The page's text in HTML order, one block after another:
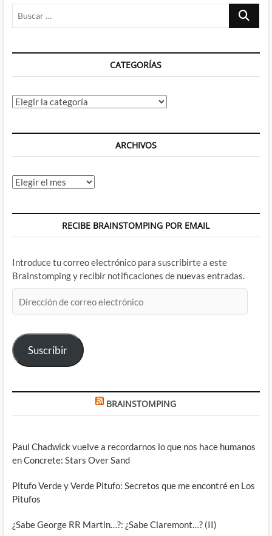
serie
de
4
Buscar
CATEGORÍAS
Categorías
ARCHIVOS
Archivos
RECIBE BRAINSTOMPING POR EMAIL
Introduce tu correo electrónico para suscribirte a este
Brainstomping y recibir notificaciones de nuevas entradas.
de
electrónico
Suscribir
BRAINSTOMPING
Paul Chadwick vuelve a recordarnos lo que nos hace humanos
en Concrete: Stars Over Sand
Pitufo Verde y Verde Pitufo: Secretos que me encontré en Los
Pitufos
¿Sabe George RR Martin…?: ¿Sabe Claremont…? (II)